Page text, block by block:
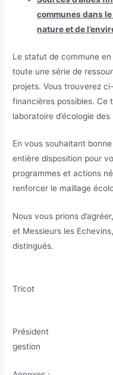
communes dans
nature et de
Le statut de commune
toute une série de
projets. Vous trouverez
financières possibles. Ce
laboratoire d’écologie des
En vous souhaitant
entière disposition pour
programmes et actions
renforcer le maillage
Nous vous prions
et Messieurs les
distingués.
Tricot
Président
gestion